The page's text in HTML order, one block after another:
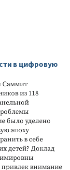
в цифровую
Саммит
из 118
было уделено
эпоху
в себе
детей? Доклад
внимание